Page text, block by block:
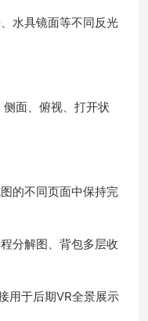
水具镜面等不同反光
面、俯视、打开状
的不同页面中保持完
分解图、背包多层收
用于后期VR全景展示